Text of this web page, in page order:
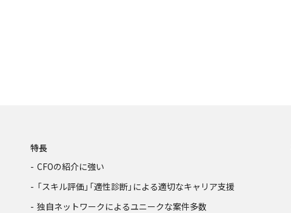
特長
CFOの紹介に強い
「スキル評価」「適性診断」による適切なキャリア支援
独自ネットワークによるユニークな案件多数